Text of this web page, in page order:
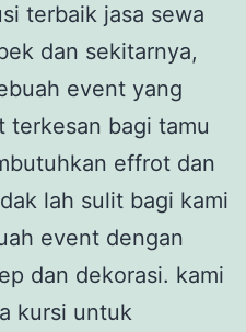
terbaik jasa sewa
dan sekitarnya,
event yang
terkesan bagi tamu
effrot dan
lah sulit bagi kami
event dengan
dan dekorasi. kami
kursi untuk